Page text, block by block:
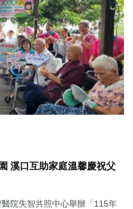
溪口互助家庭溫馨慶祝父
醫院失智共照中心舉辦「115年